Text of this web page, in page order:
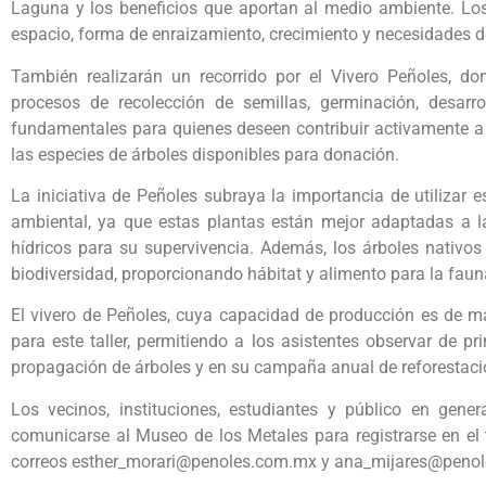
Laguna y los beneficios que aportan al medio ambiente.
espacio, forma de enraizamiento, crecimiento y necesidades
También realizarán un recorrido por el Vivero Peñoles,
procesos de recolección de semillas, germinación,
fundamentales para quienes deseen contribuir activamente
las especies de árboles disponibles para donación.
La iniciativa de Peñoles subraya la importancia de utilizar
ambiental, ya que estas plantas están mejor adaptadas a
hídricos para su supervivencia. Además, los árboles
biodiversidad, proporcionando hábitat y alimento para la
El vivero de Peñoles, cuya capacidad de producción es de
para este taller, permitiendo a los asistentes observar de
propagación de árboles y en su campaña anual de
Los vecinos, instituciones, estudiantes y público en
comunicarse al Museo de los Metales para registrarse en
correos esther_morari@penoles.com.mx y